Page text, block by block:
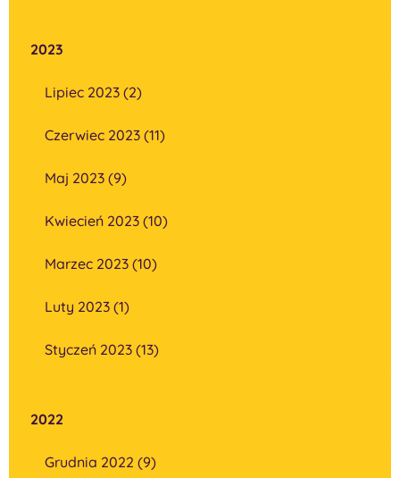
2023
Lipiec 2023 (2)
Czerwiec 2023 (11)
Maj 2023 (9)
Kwiecień 2023 (10)
Marzec 2023 (10)
Luty 2023 (1)
Styczeń 2023 (13)
2022
Grudnia 2022 (9)